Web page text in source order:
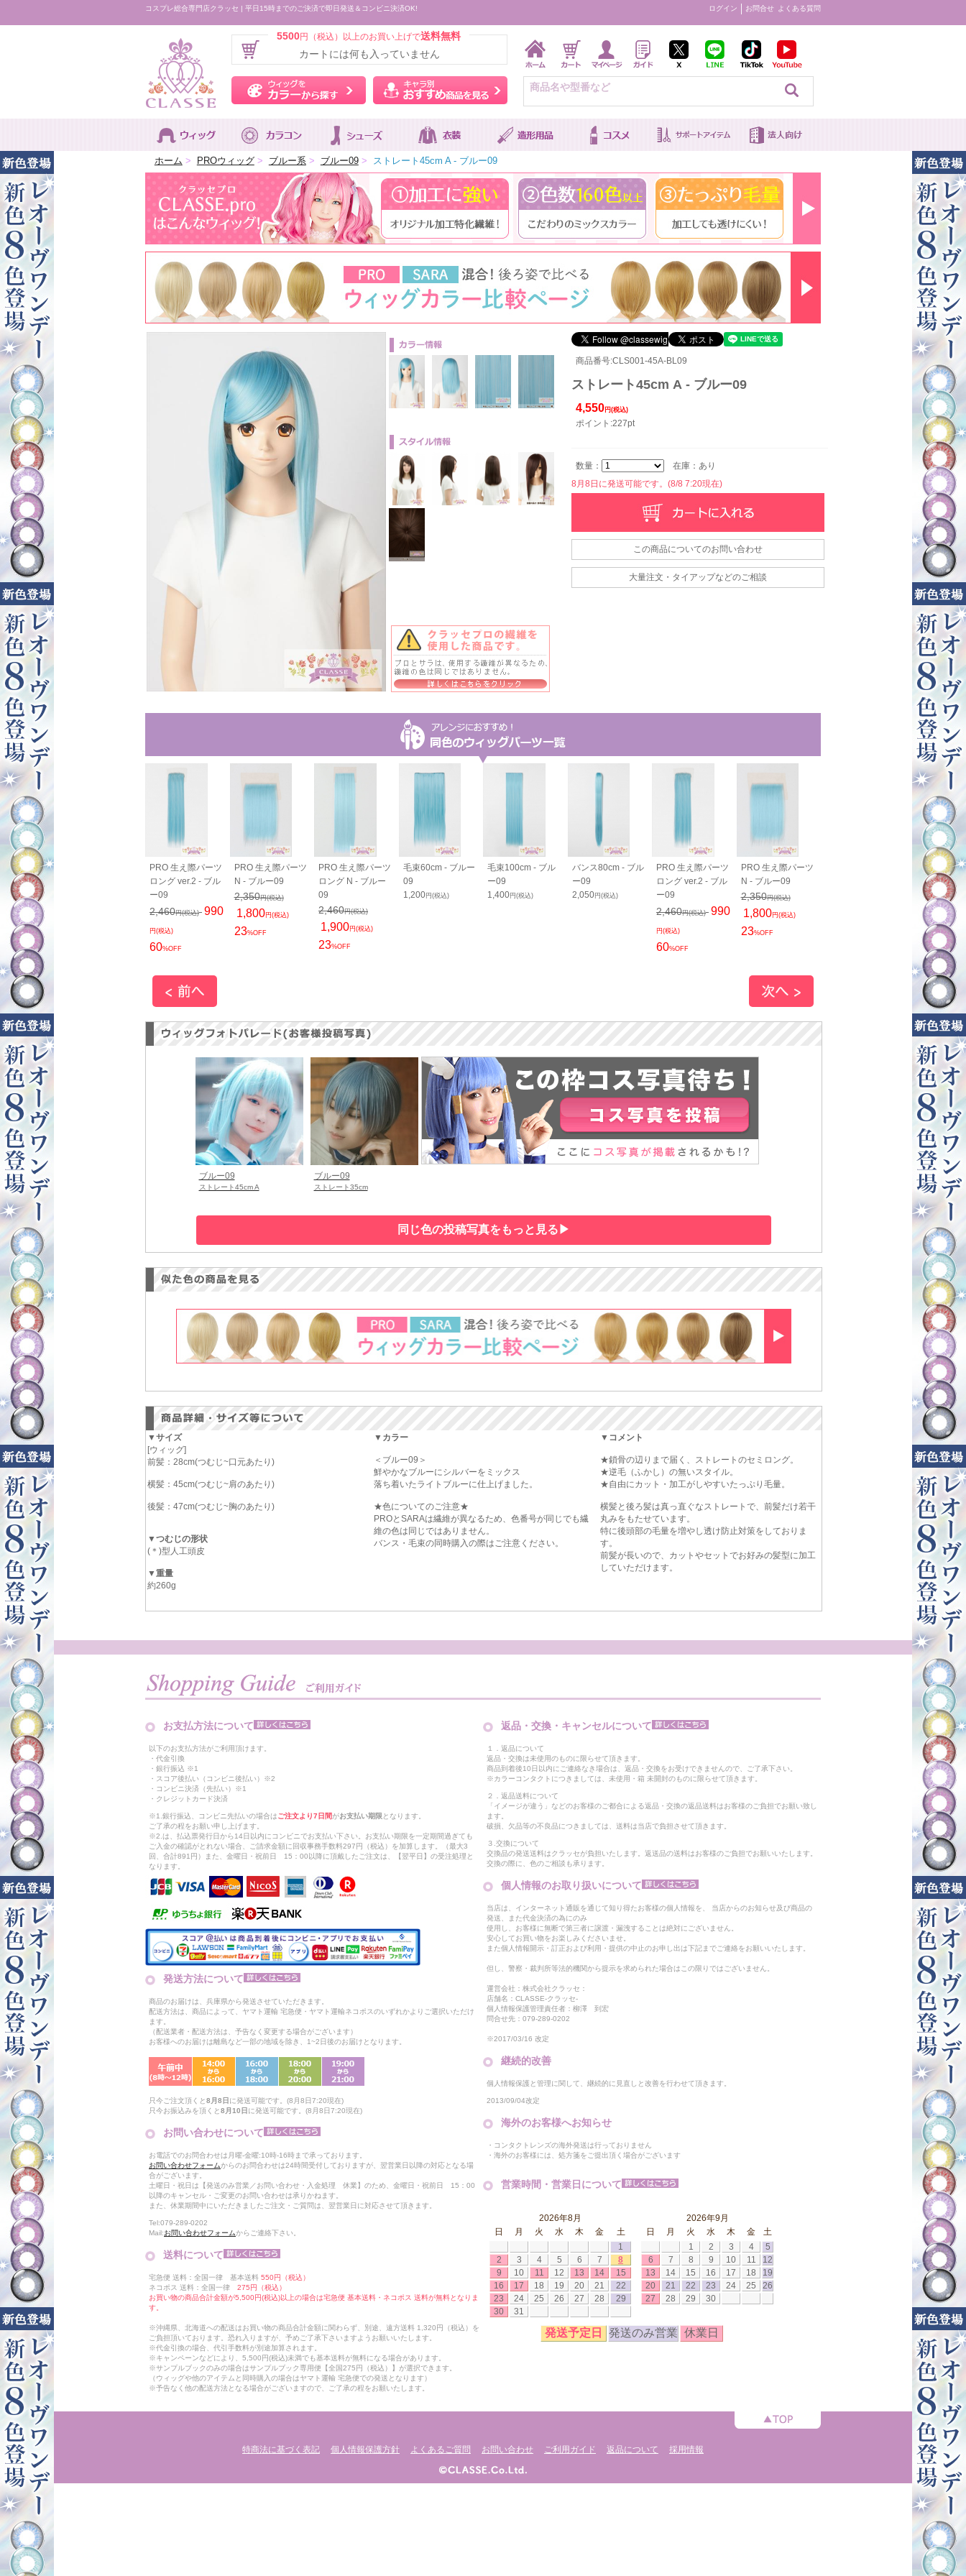
コスプレ総合専門店クラッセ | 平日15時までのご決済で即日発送＆コンビニ決済OK! ログイン お問合せ よくある質問
5500円（税込）以上のお買い上げで送料無料
カートには何も入っていません
ウィッグをカラーから探す キャラ別おすすめ商品を見る
ホーム > PROウィッグ > ブルー系 > ブルー09 > ストレート45cm A - ブルー09
商品番号:CLS001-45A-BL09
ストレート45cm A - ブルー09
4,550 円(税込)
ポイント:227pt
数量：
在庫：あり
8月8日に発送可能です。(8/8 7:20現在)
この商品についてのお問い合わせ
大量注文・タイアップなどのご相談
- ブル
円(税込)
PRO 生え際パーツ
ロング ver.2 - ブル
ー09
2,460円(税込) 990
円(税込)
60%OFF
PRO 生え際パーツ
N - ブルー09
2,350円(税込)
1,800円(税込)
23%OFF
PRO 生え際パーツ
ロング N - ブルー
09
2,460円(税込)
1,900円(税込)
23%OFF
毛束60cm - ブルー
09
1,200円(税込)
毛束100cm - ブル
ー09
1,400円(税込)
バンス80cm - ブル
ー09
2,050円(税込)
PRO 生え際パーツ
ロング ver.2 - ブル
ー09
2,460円(税込) 990
円(税込)
60%OFF
PRO 生え際パーツ
N - ブルー09
2,350円(税込)
1,800円(税込)
23%OFF
毛束60cm -
1,200円(税込)
ブルー09
ストレート45cm A
ブルー09
ストレート35cm
▼サイズ
[ウィッグ]
前髪：28cm(つむじ~口元あたり)
横髪：45cm(つむじ~肩のあたり)
後髪：47cm(つむじ~胸のあたり)
▼つむじの形状
(＊)型人工頭皮
▼重量
約260g
▼カラー
＜ブルー09＞
鮮やかなブルーにシルバーをミックス
落ち着いたライトブルーに仕上げました。
★色についてのご注意★
PROとSARAは繊維が異なるため、色番号が同じでも繊
維の色は同じではありません。
バンス・毛束の同時購入の際はご注意ください。
▼コメント
★鎖骨の辺りまで届く、ストレートのセミロング。
★逆毛（ふかし）の無いスタイル。
★自由にカット・加工がしやすいたっぷり毛量。
横髪と後ろ髪は真っ直ぐなストレートで、前髪だけ若干
丸みをもたせています。
特に後頭部の毛量を増やし透け防止対策をしておりま
す。
前髪が長いので、カットやセットでお好みの髪型に加工
していただけます。
お支払方法について
以下のお支払方法がご利用頂けます。
・代金引換
・銀行振込 ※1
・スコア後払い（コンビニ後払い）※2
・コンビニ決済（先払い）※1
・クレジットカード決済
※1.銀行振込、コンビニ先払いの場合はご注文より7日間がお支払い期限 となります。
ご了承の程をお願い申し上げます。
※2.は、払込票発行日から14日以内にコンビニでお支払い下さい。お支払い期限を一定期間過ぎても
ご入金の確認がとれない場合、ご請求金額に回収事務手数料297円（税込）を加算します。（最大3
回、合計891円）また、金曜日・祝前日 15：00以降に頂戴したご注文は、【翌平日】の受注処理と
なります。
発送方法について
商品のお届けは、兵庫県から発送させていただきます。
配送方法は、商品によって、ヤマト運輸 宅急便・ヤマト運輸ネコポスのいずれかよりご選択いただけ
ます。
（配送業者・配送方法は、予告なく変更する場合がございます）
お客様へのお届けは離島など一部の地域を除き、1~2日後のお届けとなります。
只今ご注文頂くと8月8日 に発送可能です。(8月8日7:20現在)
只今お振込みを頂くと8月10日 に発送可能です。(8月8日7:20現在)
お問い合わせについて
お電話でのお問合わせは月曜-金曜:10時-16時まで承っております。
お問い合わせフォームからのお問合わせは24時間受付しておりますが、翌営業日以降の対応となる場
合がございます。
土曜日・祝日は【発送のみ営業／お問い合わせ・入金処理 休業】のため、金曜日・祝前日 15：00
以降のキャンセル・ご変更のお問い合わせは承りかねます。
また、休業期間中にいただきましたご注文・ご質問は、翌営業日に対応させて頂きます。
Tel:079-289-0202
Mail:お問い合わせフォームからご連絡下さい。
送料について
宅急便 送料：全国一律 基本送料 550円（税込）
ネコポス 送料：全国一律 275円（税込）
お買い物の商品合計金額が5,500円(税込)以上の場合は宅急便 基本送料・ネコポス 送料が無料となりま
す。
※沖縄県、北海道への配送はお買い物の商品合計金額に関わらず、別途、遠方送料 1,320円（税込）を
ご負担頂いております。恐れ入りますが、予めご了承下さいますようお願いいたします。
※代金引換の場合、代引手数料が別途加算されます。
※キャンペーンなどにより、5,500円(税込)未満でも基本送料が無料になる場合があります。
※サンプルブックのみの場合はサンプルブック専用便【全国275円（税込）】が選択できます。
（ウィッグや他のアイテムと同時購入の場合はヤマト運輸 宅急便での発送となります）
※予告なく他の配送方法となる場合がございますので、ご了承の程をお願いたします。
返品・交換・キャンセルについて
１．返品について
返品・交換は未使用のものに限らせて頂きます。
商品到着後10日以内にご連絡なき場合は、返品・交換をお受けできませんので、ご了承下さい。
※カラーコンタクトにつきましては、未使用・箱 未開封のものに限らせて頂きます。
２．返品送料について
「イメージが違う」などのお客様のご都合による返品・交換の返品送料はお客様のご負担でお願い致し
ます。
破損、欠品等の不良品につきましては、送料は当店で負担させて頂きます。
３.交換について
交換品の発送送料はクラッセが負担いたします。返送品の送料はお客様のご負担でお願いいたします。
交換の際に、色のご相談も承ります。
個人情報のお取り扱いについて
当店は、インターネット通販を通じて知り得たお客様の個人情報を、 当店からのお知らせ及び商品の
発送、また代金決済の為にのみ
使用し、お客様に無断で第三者に譲渡・漏洩することは絶対にございません。
安心してお買い物をお楽しみくださいませ。
また個人情報開示・訂正および利用・提供の中止のお申し出は下記までご連絡をお願いいたします。
但し、警察・裁判所等法的機関から提示を求められた場合はこの限りではございません。
運営会社：株式会社クラッセ：
店舗名：CLASSE-クラッセ-
個人情報保護管理責任者：柳澤 到宏
問合せ先：079-289-0202
※2017/03/16 改定
継続的改善
個人情報保護と管理に関して、継続的に見直しと改善を行わせて頂きます。
2013/09/04改定
海外のお客様へお知らせ
・コンタクトレンズの海外発送は行っておりません
・海外のお客様には、処方箋をご提出頂く場合がございます
営業時間・営業日について
2026年8月
日
月 火 水 木 金
土
1
2
3 4 5 6 7
8
9
10 11 12 13 14
15
16
17 18 19 20 21
22
23
24 25 26 27 28
29
30
31
2026年9月
日
月 火 水 木 金
土
1
2 3 4
5
6
7 8 9 10 11
12
13
14 15 16 17 18
19
20
21 22 23 24 25
26
27
28 29 30
発送予定日 発送のみ営業 休業日
特商法に基づく表記 個人情報保護方針 よくあるご質問 お問い合わせ ご利用ガイド 返品について 採用情報